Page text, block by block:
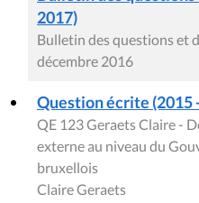
2017)
Bulletin des questions et
décembre 2016
Question écrite (2015
QE 123 Geraets Claire -
externe au niveau du
bruxellois
Claire Geraets